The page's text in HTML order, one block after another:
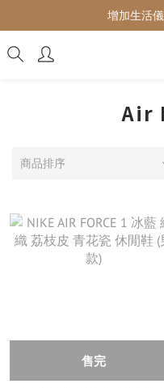
增加生活
增加生活
最後現貨‼️
Air
商品排序
售完